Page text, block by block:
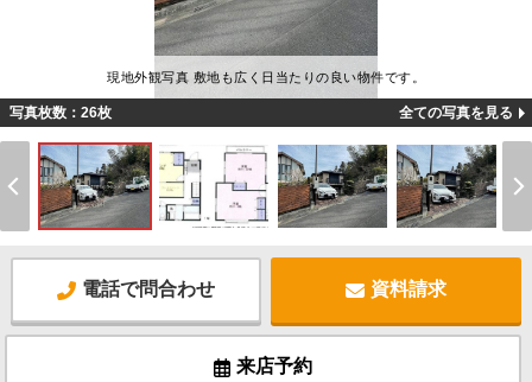
現地外観写真 敷地も広く日当たりの良い物件です。
写真枚数：26枚 全ての写真を見る
電話で問合わせ 資料請求
来店予約